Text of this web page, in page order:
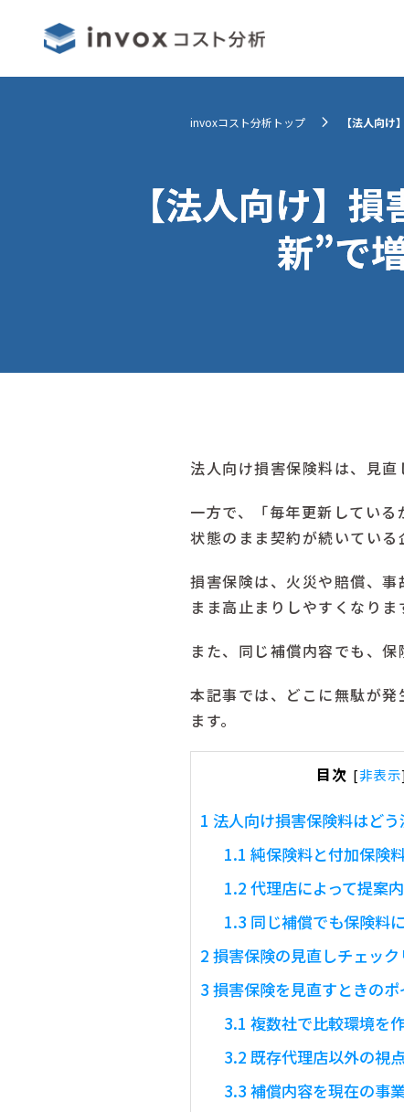
【法人向け】
新”で
invoxコスト分析トップ 【法人向
法人向け損害保険料は、見直
一方で、「毎年更新してい
状態のまま契約が続いている
損害保険は、火災や賠償、
まま高止まりしやすくなりま
また、同じ補償内容でも、保
本記事では、どこに無駄が
ます。
目次 [非表示]
1 法人向け損害保険料はど
1.1 純保険料と付加保険
1.2 代理店によって提案
1.3 同じ補償でも保険料
2 損害保険の見直しチェック
3 損害保険を見直すときのポ
3.1 複数社で比較環境を
3.2 既存代理店以外の視
3.3 補償内容を現在の事